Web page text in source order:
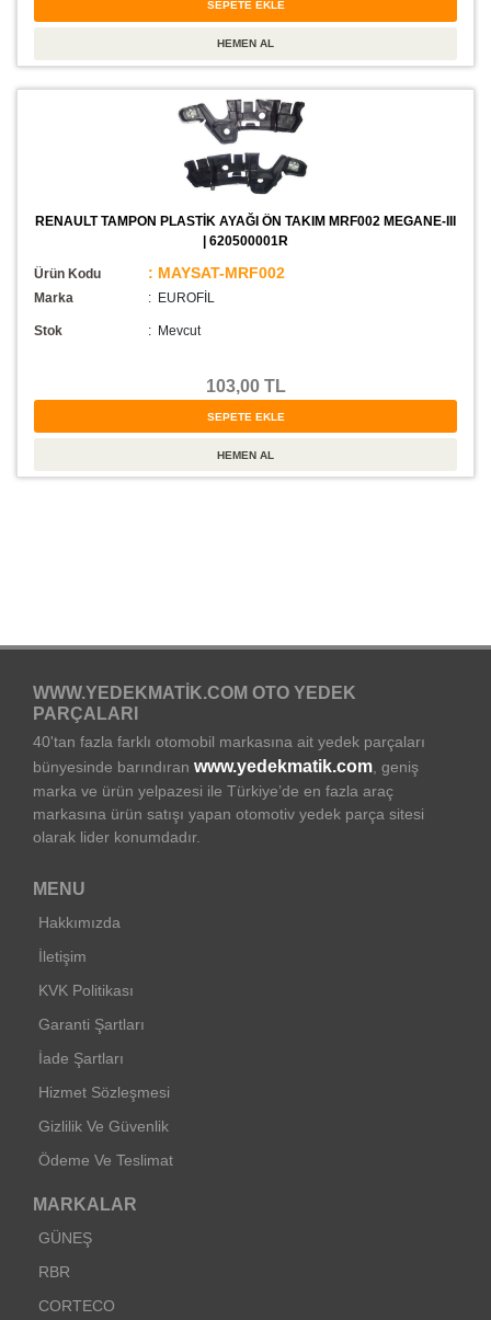
RENAULT TAMPON PLASTİK AYAĞI ÖN TAKIM MRF002 MEGANE-III
| 620500001R
Ürün Kodu : MAYSAT-MRF002
Marka : EUROFİL
Stok : Mevcut
103,00 TL
WWW.YEDEKMATIK.COM OTO YEDEK
PARÇALARI
40'tan fazla farklı otomobil markasına ait yedek parçaları
bünyesinde barındıran www.yedekmatik.com, geniş
marka ve ürün yelpazesi ile Türkiye’de en fazla araç
markasına ürün satışı yapan otomotiv yedek parça sitesi
olarak lider konumdadır.
MENU
Hakkımızda
İletişim
KVK Politikası
Garanti Şartları
İade Şartları
Hizmet Sözleşmesi
Gizlilik Ve Güvenlik
Ödeme Ve Teslimat
MARKALAR
GÜNEŞ
RBR
CORTECO